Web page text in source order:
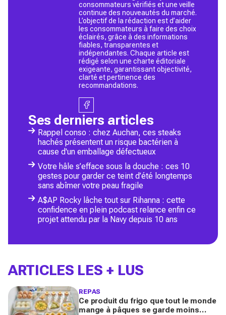
consommateurs vérifiés et une veille
continue des nouveautés du marché.
L’objectif de la rédaction est d’aider
les consommateurs à faire des choix
éclairés, grâce à des informations
fiables, transparentes et
indépendantes. Chaque article est
rédigé selon une charte éditoriale
exigeante, garantissant objectivité,
clarté et pertinence des
recommandations.
Ses derniers articles
Rappel conso : chez Auchan, ces steaks
hachés présentent un risque bactérien à
cause d'un emballage défectueux
Votre hâle s’efface sous la douche : ces 10
gestes pour garder ce teint d’été longtemps
sans abîmer votre peau fragile
A$AP Rocky lâche tout sur Rihanna : cette
confidence en plein podcast relance enfin ce
projet attendu par la Navy depuis 10 ans
ARTICLES LES + LUS
REPAS
Ce produit du frigo que tout le monde
mange à pâques se garde moins